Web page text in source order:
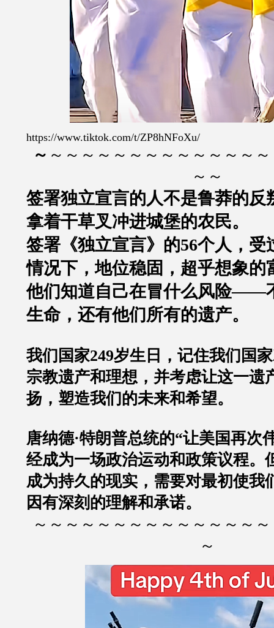
https://www.tiktok.com/t/ZP8hNFoXu/
～ ～～～～～～～～～～～～～
～～
签署独立宣言的人不是鲁莽的反
拿着干草叉冲进城堡的农民。
签署《独立宣言》的56个人，受
情况下，地位稳固，超乎想象
他们知道自己在冒什么风险——
生命，还有他们所有的遗产。
我们国家249岁生日，记住我们国
宗教遗产和理想，并考虑让这一遗
扬，塑造我们的未来和希望。
唐纳德·特朗普总统的“让美国再次
经成为一场政治运动和政策议程。
成为持久的现实，需要对最初使我
因有深刻的理解和承诺。
～～～～～～～～～～～～～～
～